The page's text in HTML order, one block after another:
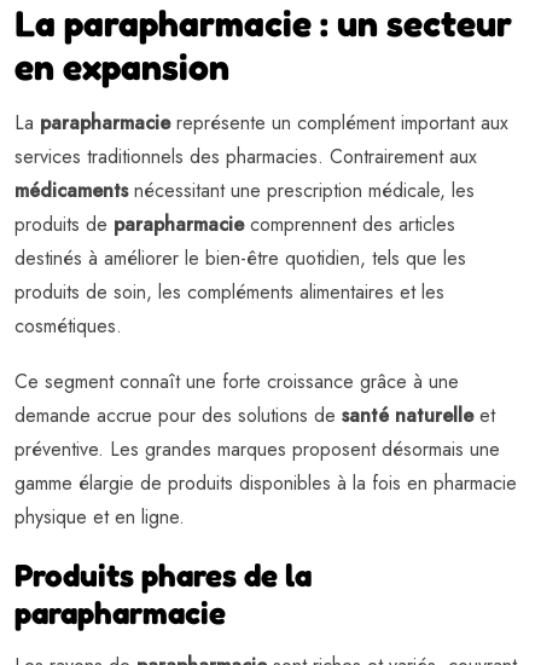
La parapharmacie : un secteur
en expansion
La parapharmaciereprésente un complément important aux
services traditionnels des pharmacies. Contrairement aux
médicamentsnécessitant une prescription médicale, les
produits de parapharmaciecomprennent des articles
destinés à améliorer le bien-être quotidien, tels que les
produits de soin, les compléments alimentaires et les
cosmétiques.
Ce segment connaît une forte croissance grâce à une
demande accrue pour des solutions de santé naturelleet
préventive. Les grandes marques proposent désormais une
gamme élargie de produits disponibles à la fois en pharmacie
physique et en ligne.
Produits phares de la
parapharmacie